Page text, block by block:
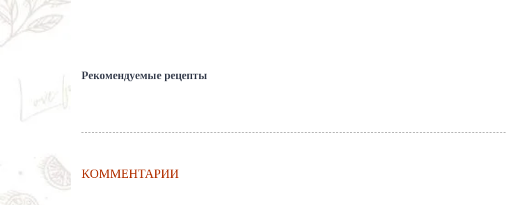
Рекомендуемые рецепты
КОММЕНТАРИИ